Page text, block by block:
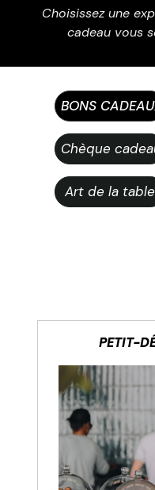
Choisissez une
cadeau vous
BONS
Chèque
Art de la table
PETIT-